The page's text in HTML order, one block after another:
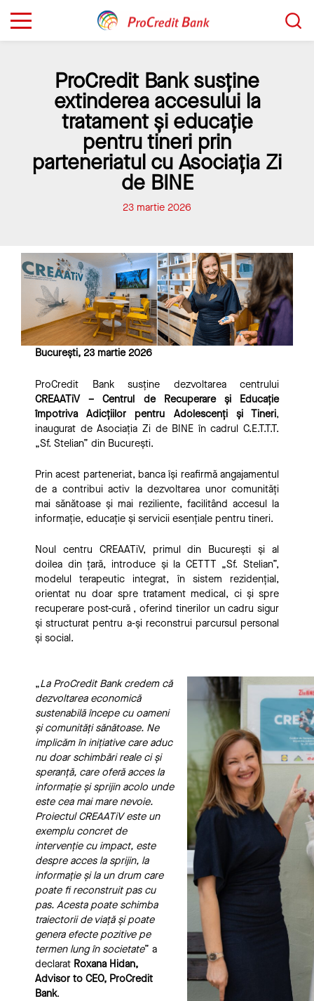
ProCredit Bank susține
extinderea accesului la
tratament și educație
pentru tineri prin
parteneriatul cu Asociația Zi
de BINE
23 martie 2026
București, 23 martie 2026
ProCredit Bank susține dezvoltarea centrului
CREAATiV – Centrul de Recuperare și Educație
împotriva Adicțiilor pentru Adolescenți și Tineri,
inaugurat de Asociația Zi de BINE în cadrul C.E.T.T.T.
„Sf. Stelian” din București.
Prin acest parteneriat, banca își reafirmă angajamentul
de a contribui activ la dezvoltarea unor comunități
mai sănătoase și mai reziliente, facilitând accesul la
informație, educație și servicii esențiale pentru tineri.
Noul centru CREAATiV, primul din București și al
doilea din țară, introduce și la CETTT „Sf. Stelian”,
modelul terapeutic integrat, în sistem rezidențial,
orientat nu doar spre tratament medical, ci și spre
recuperare post-cură , oferind tinerilor un cadru sigur
și structurat pentru a-și reconstrui parcursul personal
și social.
„La ProCredit Bank credem că
dezvoltarea economică
sustenabilă începe cu oameni
și comunități sănătoase. Ne
implicăm în inițiative care aduc
nu doar schimbări reale ci și
speranță, care oferă acces la
informație și sprijin acolo unde
este cea mai mare nevoie.
Proiectul CREAATiV este un
exemplu concret de
intervenție cu impact, este
despre acces la sprijin, la
informație și la un drum care
poate fi reconstruit pas cu
pas. Acesta poate schimba
traiectorii de viață și poate
genera efecte pozitive pe
termen lung în societate” a
declarat Roxana Hidan,
Advisor to CEO, ProCredit
Bank.